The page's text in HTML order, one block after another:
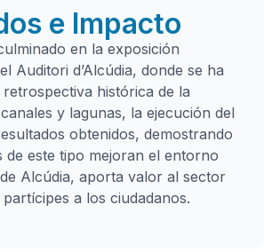
e Impacto
en la exposición
Auditori d’Alcúdia, donde se ha
histórica de la
y lagunas, la ejecución del
obtenidos, demostrando
de este tipo mejoran el entorno
Alcúdia, aporta valor al sector
a los ciudadanos.